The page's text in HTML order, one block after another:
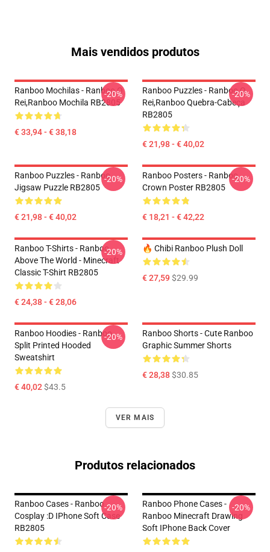
Mais vendidos produtos
Ranboo Mochilas - Ranboo O
Rei,Ranboo Mochila RB2805
€ 33,94 - € 38,18
-20%
Ranboo Puzzles - Ranboo O
Rei,Ranboo Quebra-Cabeça
RB2805
€ 21,98 - € 40,02
-20%
Ranboo Puzzles - Ranboo
Jigsaw Puzzle RB2805
€ 21,98 - € 40,02
-20%
Ranboo Posters - Ranboo
Crown Poster RB2805
€ 18,21 - € 42,22
-20%
Ranboo T-Shirts - Ranboo
Above The World - Minecraft
Classic T-Shirt RB2805
€ 24,38 - € 28,06
-20% 🔥 Chibi Ranboo Plush Doll
€ 27,59$29.99
Ranboo Hoodies - Ranboo
Split Printed Hooded
Sweatshirt
€ 40,02$43.5
-20%
Ranboo Shorts - Cute Ranboo
Graphic Summer Shorts
€ 28,38$30.85
VER MAIS
Produtos relacionados
Ranboo Cases - Ranboo
Cosplay :D IPhone Soft Case
RB2805
-20%
Ranboo Phone Cases -
Ranboo Minecraft Drawing
Soft IPhone Back Cover
-20%